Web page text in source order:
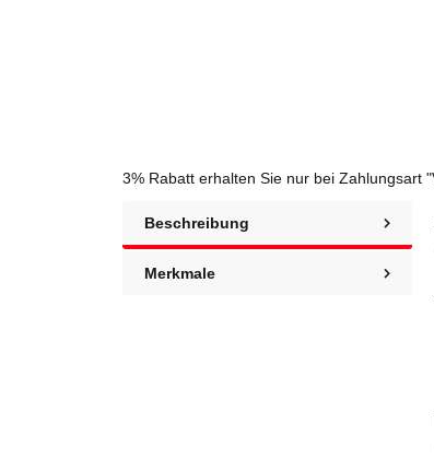
3% Rabatt erhalten Sie nur bei Zahlungsart
Beschreibung
Merkmale